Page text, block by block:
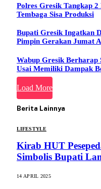
Polres Gresik Tangkap
Tembaga Sisa Produksi
Bupati Gresik Ingatkan
Pimpin Gerakan Jumat
Wabup Gresik
Usai Memiliki Dampak
Load More
Berita Lainnya
LIFESTYLE
Kirab HUT
Simbolis Bupati
14 APRIL 2025